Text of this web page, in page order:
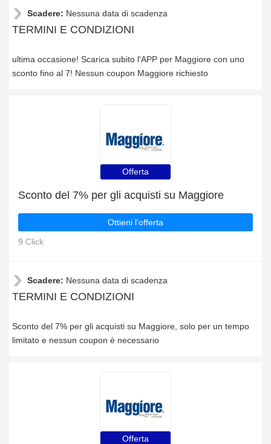
Scadere: Nessuna data di scadenza
TERMINI E CONDIZIONI
ultima occasione! Scarica subito l'APP per Maggiore con uno
sconto fino al 7! Nessun coupon Maggiore richiesto
Offerta
Sconto del 7% per gli acquisti su Maggiore
Ottieni l'offerta
9 Click
Scadere: Nessuna data di scadenza
TERMINI E CONDIZIONI
Sconto del 7% per gli acquisti su Maggiore, solo per un tempo
limitato e nessun coupon è necessario
Offerta